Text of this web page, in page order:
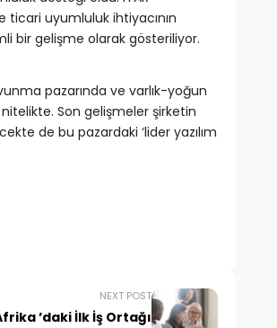
ticari uyumluluk ihtiyacının
bir gelişme olarak gösteriliyor.
pazarında ve varlık-yoğun
Son gelişmeler şirketin
de bu pazardaki ‘lider yazılım
NEXT POST
’daki İlk İş Ortağı